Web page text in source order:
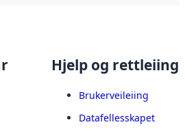
Hjelp og rettleiing
Brukerveileiing
Datafellesskapet